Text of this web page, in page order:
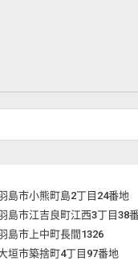
島市小熊町島2丁目24番地
島市江吉良町江西3丁目38
島市上中町長間1326
垣市築捨町4丁目97番地